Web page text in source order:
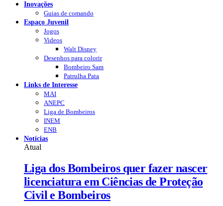
Inovações
Guias de comando
Espaço Juvenil
Jogos
Videos
Walt Disney
Desenhos para colorir
Bombeiro Sam
Patrulha Pata
Links de Interesse
MAI
ANEPC
Liga de Bombeiros
INEM
ENB
Notícias
Atual
Liga dos Bombeiros quer fazer nascer
licenciatura em Ciências de Proteção
Civil e Bombeiros